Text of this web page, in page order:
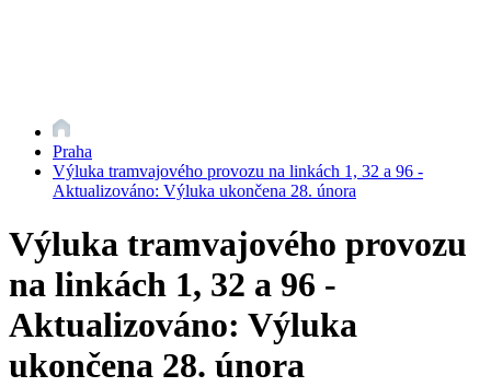
Praha
Výluka tramvajového provozu na linkách 1, 32 a 96 -
Aktualizováno: Výluka ukončena 28. února
Výluka tramvajového provozu
na linkách 1, 32 a 96 -
Aktualizováno: Výluka
ukončena 28. února